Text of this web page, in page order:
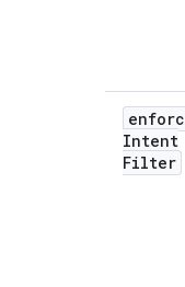
Intent
Filter